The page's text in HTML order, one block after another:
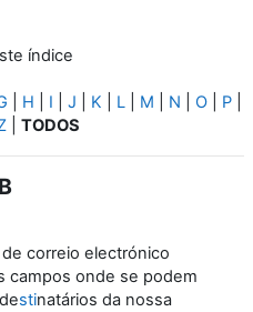
índice
H I J K L M N O P
TODOS
B
correio electrónico
campos onde se podem
stinatários da nossa